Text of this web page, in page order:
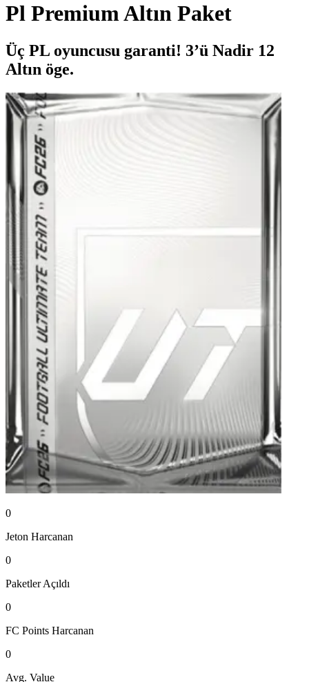
Pl Premium Altın Paket
Üç PL oyuncusu garanti! 3’ü Nadir 12
Altın öge.
0
Jeton Harcanan
0
Paketler Açıldı
0
FC Points Harcanan
0
Avg. Value